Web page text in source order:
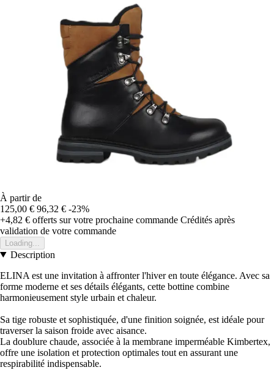
À partir de
125,00 € 96,32 € -23%
+4,82 € offerts sur votre prochaine commande Crédités après
validation de votre commande
Loading...
Description
ELINA est une invitation à affronter l'hiver en toute élégance. Avec sa
forme moderne et ses détails élégants, cette bottine combine
harmonieusement style urbain et chaleur.
Sa tige robuste et sophistiquée, d'une finition soignée, est idéale pour
traverser la saison froide avec aisance.
La doublure chaude, associée à la membrane imperméable Kimbertex,
offre une isolation et protection optimales tout en assurant une
respirabilité indispensable.